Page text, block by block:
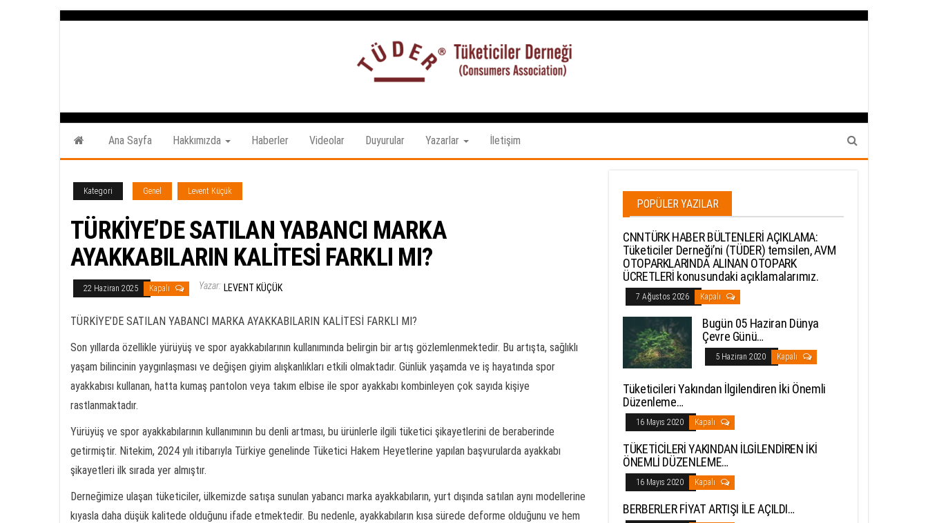
İçeriğe
Tüketiciler
Derneği
tuketicilerdernegi.org.tr
Ana Sayfa Hakkımızda Haberler Videolar Duyurular Yazarlar İletişim
Kategori Genel Levent Küçük
TÜRKİYE’DE SATILAN YABANCI MARKA
AYAKKABILARIN KALİTESİ FARKLI MI?
22 Haziran 2025 Kapalı Yazar: LEVENT KÜÇÜK
TÜRKİYE’DE SATILAN YABANCI MARKA AYAKKABILARIN KALİTESİ FARKLI MI?
Son yıllarda özellikle yürüyüş ve spor ayakkabılarının kullanımında belirgin bir artış gözlemlenmektedir. Bu artışta, sağlıklı
yaşam bilincinin yaygınlaşması ve değişen giyim alışkanlıkları etkili olmaktadır. Günlük yaşamda ve iş hayatında spor
ayakkabısı kullanan, hatta kumaş pantolon veya takım elbise ile spor ayakkabı kombinleyen çok sayıda kişiye
rastlanmaktadır.
Yürüyüş ve spor ayakkabılarının kullanımının bu denli artması, bu ürünlerle ilgili tüketici şikayetlerini de beraberinde
getirmiştir. Nitekim, 2024 yılı itibarıyla Türkiye genelinde Tüketici Hakem Heyetlerine yapılan başvurularda ayakkabı
şikayetleri ilk sırada yer almıştır.
Derneğimize ulaşan tüketiciler, ülkemizde satışa sunulan yabancı marka ayakkabıların, yurt dışında satılan aynı modellerine
kıyasla daha düşük kalitede olduğunu ifade etmektedir. Bu nedenle, ayakkabıların kısa sürede deforme olduğunu ve hem
POPÜLER YAZILAR
CNNTÜRK HABER BÜLTENLERİ AÇIKLAMA:
Tüketiciler Derneği’ni (TÜDER) temsilen, AVM
OTOPARKLARINDA ALINAN OTOPARK
ÜCRETLERİ konusundaki açıklamalarımız.
7 Ağustos 2026 Kapalı
Bugün 05 Haziran Dünya
Çevre Günü…
5 Haziran 2020 Kapalı
Tüketicileri Yakından İlgilendiren İki Önemli
Düzenleme…
16 Mayıs 2020 Kapalı
TÜKETİCİLERİ YAKINDAN İLGİLENDİREN İKİ
ÖNEMLİ DÜZENLEME…
16 Mayıs 2020 Kapalı
BERBERLER FİYAT ARTIŞI İLE AÇILDI…